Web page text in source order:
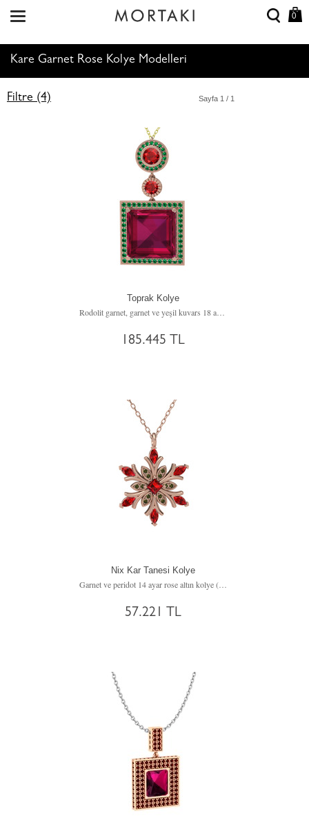
0
Kare Garnet Rose Kolye Modelleri
Filtre (4) Sayfa 1 / 1
Toprak Kolye
Rodolit garnet, garnet ve yeşil kuvars 18 ayar rose altın kolye (40 cm altın rolo zincir)
185.445 TL
Nix Kar Tanesi Kolye
Garnet ve peridot 14 ayar rose altın kolye (40 cm rose altın rolo zincir)
57.221 TL